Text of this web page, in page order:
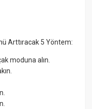
Arttıracak 5 Yöntem:
moduna alın.